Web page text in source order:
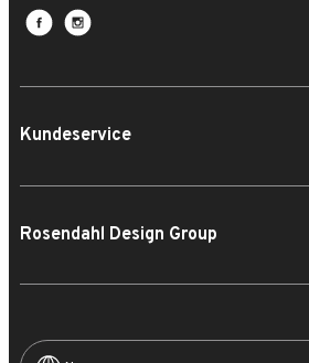
Kundeservice
Rosendahl Design Group